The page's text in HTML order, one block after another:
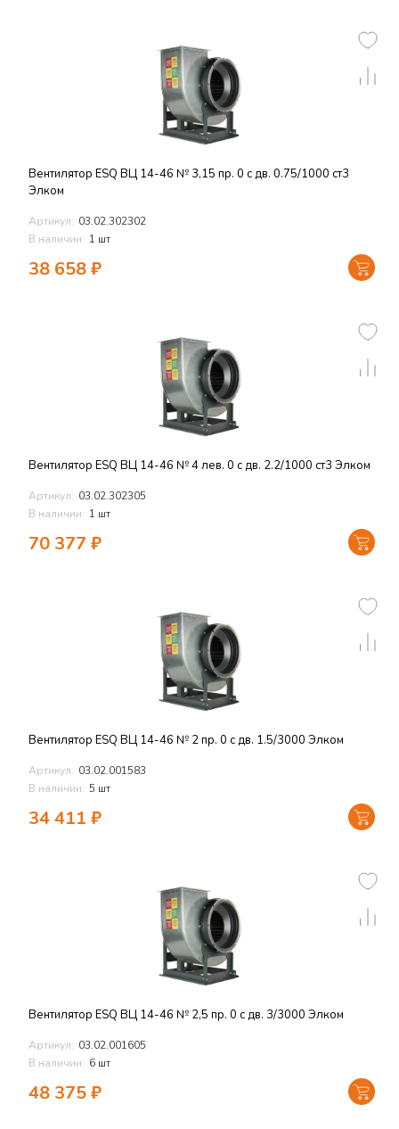
Вентилятор ESQ ВЦ 14-46 № 3,15 пр. 0 с дв. 0.75/1000 ст3
Элком
Артикул: 03.02.302302
В наличии: 1 шт
38 658₽
Вентилятор ESQ ВЦ 14-46 № 4 лев. 0 с дв. 2.2/1000 ст3 Элком
Артикул: 03.02.302305
В наличии: 1 шт
70 377 ₽
Вентилятор ESQ ВЦ 14-46 № 2 пр. 0 с дв. 1.5/3000 Элком
Артикул: 03.02.001583
В наличии: 5 шт
34 411 ₽
Вентилятор ESQ ВЦ 14-46 № 2,5 пр. 0 с дв. 3/3000 Элком
Артикул: 03.02.001605
В наличии: 6 шт
48 375₽